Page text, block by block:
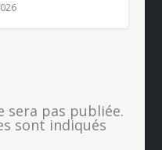
sera pas publiée.
sont indiqués